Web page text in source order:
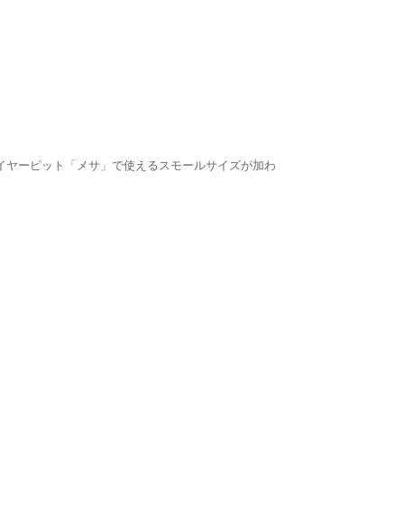
ーピット「メサ」で使えるスモールサイズが加わ